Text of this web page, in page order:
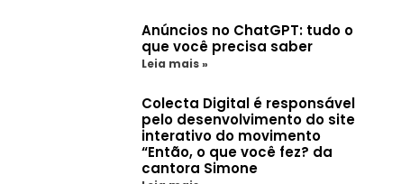
Anúncios no ChatGPT: tudo o
que você precisa saber
Leia mais »
Colecta Digital é responsável
pelo desenvolvimento do site
interativo do movimento
“Então, o que você fez? da
cantora Simone